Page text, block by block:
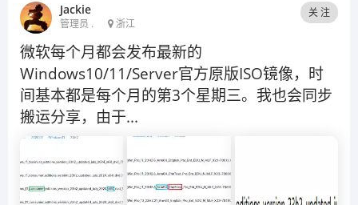
Jackie
管理员 . 浙江
关 注
微软每个月都会发布最新的
Windows10/11/Server官方原版ISO镜像，时
间基本都是每个月的第3个星期三。我也会同步
搬运分享，由于...